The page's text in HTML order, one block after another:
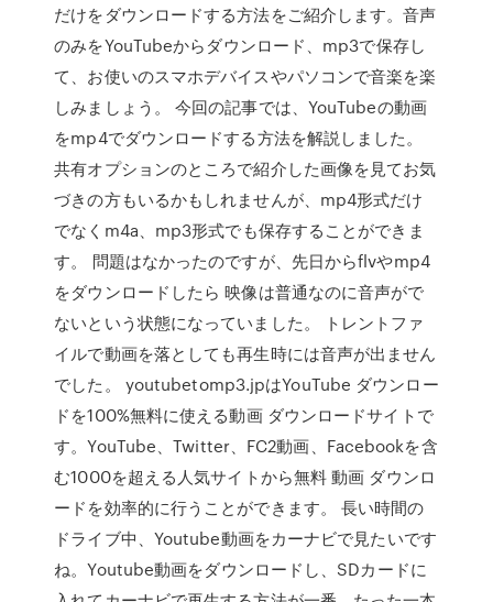
だけをダウンロードする方法をご紹介します。音声
のみをYouTubeからダウンロード、mp3で保存し
て、お使いのスマホデバイスやパソコンで音楽を楽
しみましょう。 今回の記事では、YouTubeの動画
をmp4でダウンロードする方法を解説しました。
共有オプションのところで紹介した画像を見てお気
づきの方もいるかもしれませんが、mp4形式だけ
でなくm4a、mp3形式でも保存することができま
す。 問題はなかったのですが、先日からflvやmp4
をダウンロードしたら 映像は普通なのに音声がで
ないという状態になっていました。 トレントファ
イルで動画を落としても再生時には音声が出ません
でした。 youtubetomp3.jpはYouTube ダウンロー
ドを100%無料に使える動画 ダウンロードサイトで
す。YouTube、Twitter、FC2動画、Facebookを含
む1000を超える人気サイトから無料 動画 ダウンロ
ードを効率的に行うことができます。 長い時間の
ドライブ中、Youtube動画をカーナビで見たいです
ね。Youtube動画をダウンロードし、SDカードに